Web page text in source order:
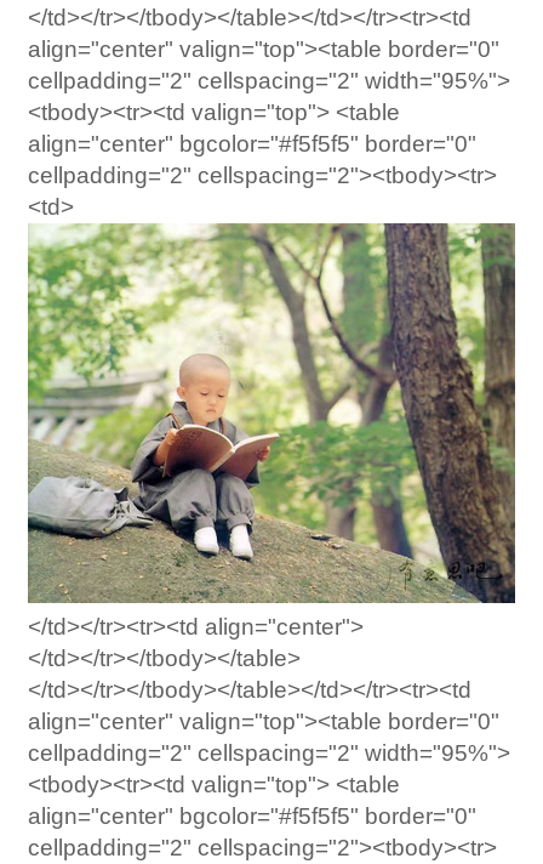
</td></tr></tbody></table></td></tr><tr><td
align="center" valign="top"><table border="0"
cellpadding="2" cellspacing="2" width="95%">
<tbody><tr><td valign="top"> <table
align="center" bgcolor="#f5f5f5" border="0"
cellpadding="2" cellspacing="2"><tbody><tr>
<td>
</td></tr><tr><td align="center">
</td></tr></tbody></table>
</td></tr></tbody></table></td></tr><tr><td
align="center" valign="top"><table border="0"
cellpadding="2" cellspacing="2" width="95%">
<tbody><tr><td valign="top"> <table
align="center" bgcolor="#f5f5f5" border="0"
cellpadding="2" cellspacing="2"><tbody><tr>